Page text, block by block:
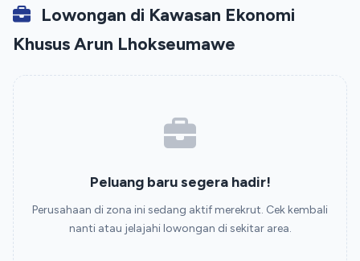
Lowongan di Kawasan Ekonomi
Khusus Arun Lhokseumawe
Peluang baru segera hadir!
Perusahaan di zona ini sedang aktif merekrut. Cek kembali
nanti atau jelajahi lowongan di sekitar area.